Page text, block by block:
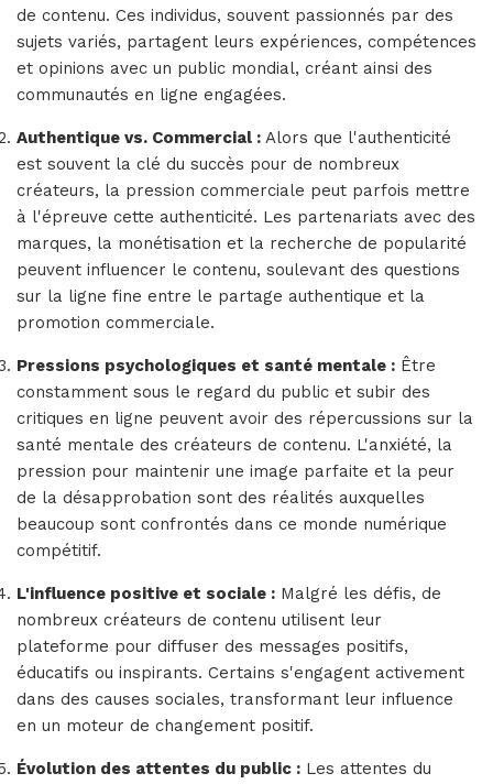
de contenu. Ces individus, souvent passionnés par des
sujets variés, partagent leurs expériences, compétences
et opinions avec un public mondial, créant ainsi des
communautés en ligne engagées.
Authentique vs. Commercial : Alors que l'authenticité
est souvent la clé du succès pour de nombreux
créateurs, la pression commerciale peut parfois mettre
à l'épreuve cette authenticité. Les partenariats avec des
marques, la monétisation et la recherche de popularité
peuvent influencer le contenu, soulevant des questions
sur la ligne fine entre le partage authentique et la
promotion commerciale.
Pressions psychologiques et santé mentale : Être
constamment sous le regard du public et subir des
critiques en ligne peuvent avoir des répercussions sur la
santé mentale des créateurs de contenu. L'anxiété, la
pression pour maintenir une image parfaite et la peur
de la désapprobation sont des réalités auxquelles
beaucoup sont confrontés dans ce monde numérique
compétitif.
L'influence positive et sociale : Malgré les défis, de
nombreux créateurs de contenu utilisent leur
plateforme pour diffuser des messages positifs,
éducatifs ou inspirants. Certains s'engagent activement
dans des causes sociales, transformant leur influence
en un moteur de changement positif.
Évolution des attentes du public : Les attentes du